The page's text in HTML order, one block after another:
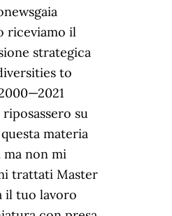
riceviamo il
strategica
to
su
materia
non mi
trattati Master
il tuo lavoro